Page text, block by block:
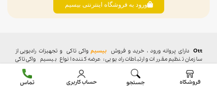
ورود به فروشگاه اینترنتی بیسیم
Ottدارای پروانه ورود ، خرید و فروش بیسیمواکی تاکیو تجهیزات رادیویی از
سازمان تنظیم مقررات و ارتباطات رادیویی : عرضه کننده انواع بیسیم واکی تاکی
مجاز و تجهیزات رادیویی و مخابراتی ، بیسیم موتورولا MOTOROLA ، بیسیم
باوفنگ Baofeng , بیسیم کنوود KENWOOD ،
بیسیم هایترا Hytera ، خرید
اینترنتی بیسیم
از فروشگاه اینترنتی بیسیم داراینماد اعتماد الکترونیک ودرگاه
فروشگاه جستجو حساب کاربری تماس